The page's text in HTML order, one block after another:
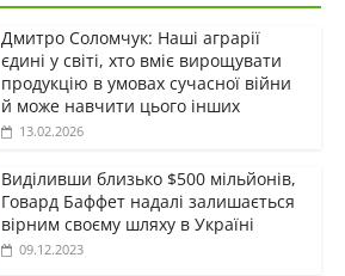
Дмитро Соломчук: Наші аграрії
єдині у світі, хто вміє вирощувати
продукцію в умовах сучасної війни
й може навчити цього інших
13.02.2026
Виділивши близько $500 мільйонів,
Говард Баффет надалі залишається
вірним своєму шляху в Україні
09.12.2023